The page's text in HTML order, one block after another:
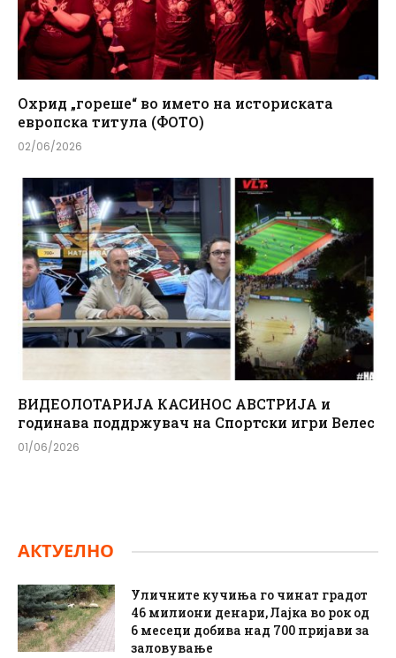
Охрид „гореше“ во името на историската
европска титула (ФОТО)
02/06/2026
ВИДЕОЛОТАРИЈА КАСИНОС АВСТРИЈА и
годинава поддржувач на Спортски игри Велес
01/06/2026
АКТУЕЛНО
Уличните кучиња го чинат градот
46 милиони денари, Лајка во рок од
6 месеци добива над 700 пријави за
заловување